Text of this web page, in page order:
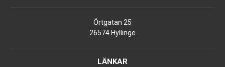
Örtgatan 25
26574 Hyllinge
LÄNKAR